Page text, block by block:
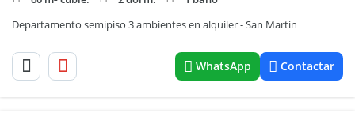
Departamento semipiso 3 ambientes en alquiler - San Martin
WhatsApp Contactar